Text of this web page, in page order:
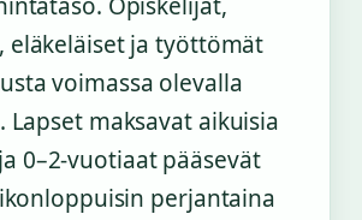
eläkeläiset ja työttömät
voimassa olevalla
Lapset maksavat aikuisia
0–2-vuotiaat pääsevät
perjantaina